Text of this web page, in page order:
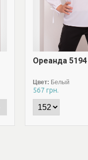
Ореанда 5194
Цвет: Белый
567 грн.